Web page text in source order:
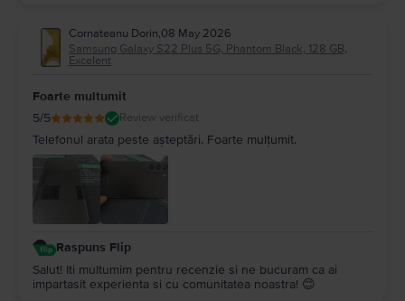
Cornateanu Dorin,08 May 2026
Samsung Galaxy S22 Plus 5G, Phantom Black, 128 GB,
Excelent
Foarte multumit
5/5 Review verificat
Telefonul arata peste așteptări. Foarte mulțumit.
Raspuns Flip
Salut! Iti multumim pentru recenzie si ne bucuram ca ai
impartasit experienta si cu comunitatea noastra! 😊